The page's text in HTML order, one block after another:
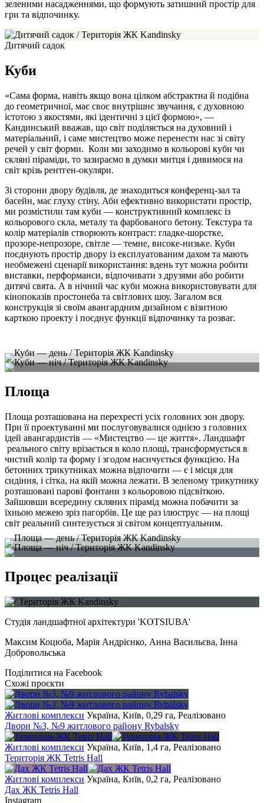
зеленими насадженнями, що формують затишний простір для
гри та відпочинку.
Дитячий садок
Куби
«Сама форма, навіть якщо вона цілком абстрактна й подібна
до геометричної, має своє внутрішнє звучання, є духовною
істотою з якостями, які ідентичні з цієї формою», —
Кандинський вважав, що світ поділяється на духовний і
матеріальний, і саме мистецтво може перенести нас зі світу
речей у світ форми. Коли ми заходимо в кольорові куби чи
скляні піраміди, то зазираємо в думки митця і дивимося на
світ крізь рентген-окуляри.
Зі сторони двору будівля, де знаходиться конференц-зал та
басейн, має глуху стіну. Аби ефективно використати простір,
ми розмістили там куби — конструктивний комплекс із
кольорового скла, металу та фарбованого бетону. Текстура та
колір матеріалів створюють контраст: гладке-шорстке,
прозоре-непрозоре, світле — темне, високе-низьке. Куби
поєднують простір двору із експлуатованим дахом та мають
необмежені сценарії використання: вдень тут можна робити
виставки, перформанси, відпочивати з друзями або робити
дитячі свята. А в нічний час куби можна використовувати для
кінопоказів простонеба та світлових шоу. Загалом вся
конструкція зі своїм авангардним дизайном є візитною
карткою проекту і поєднує функції відпочинку та розваг.
Площа
Площа розташована на перехресті усіх головних зон двору.
При її проектуванні ми послуговувалися однією з головних
ідей авангардистів — «Мистецтво — це життя». Ландшафт
реального світу врізається в коло площі, трансформується в
чистий колір та форму і згодом насичується функцією. На
бетонних трикутниках можна відпочити — є і місця для
сидіння, і сітка, на якій можна лежати. В зеленому трикутнику
розташовані парові фонтани з кольоровою підсвіткою.
Зайшовши всередину скляних пірамід можна побачити за
їхньою межею зріз пагорбів. Це ще раз ілюструє — на площі
світ реальний синтезується зі світом концептуальним.
Процес реалізації
Студія ландшафтної архітектури 'KOTSIUBA'
Максим Коцюба, Марія Андрієнко, Анна Васильєва, Інна
Добровольська
Поділитися на Facebook
Схожі проєкти
Житлові комплекси Україна, Київ, 0,29 га, Реалізовано
Двори №3, №9 житлового району Rybalsky
Житлові комплекси Україна, Київ, 1,4 га, Реалізовано
Територія ЖК Tetris Hall
Житлові комплекси Україна, Київ, 0,2 га, Реалізовано
Дах ЖК Tetris Hall
Instagram